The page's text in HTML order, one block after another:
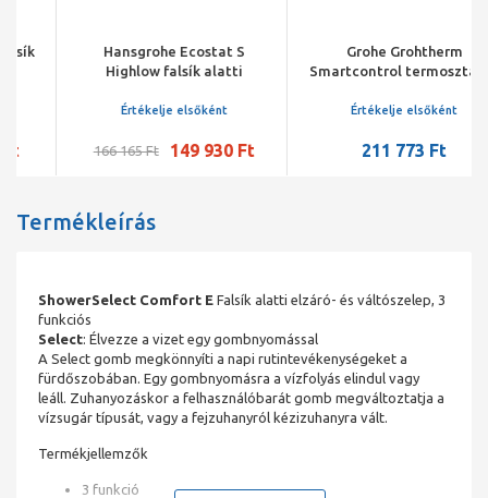
Hansgrohe Ecostat S
Highlow falsík alatti
színkészlet, króm
Értékelje elsőként
166 165 Ft 149 930 Ft
Grohe Grohtherm
Smartcontrol termosztátos
króm
Értékelje elsőként
211 773 Ft
Termékleírás
ShowerSelect Comfort E Falsík alatti elzáró- és váltószelep, 3
funkciós
Select: Élvezze a vizet egy gombnyomással
A Select gomb megkönnyíti a napi rutintevékenységeket a
fürdőszobában. Egy gombnyomásra a vízfolyás elindul vagy
leáll. Zuhanyozáskor a felhasználóbarát gomb megváltoztatja a
vízsugár típusát, vagy a fejzuhanyról kézizuhanyra vált.
Termékjellemzők
3 funkció